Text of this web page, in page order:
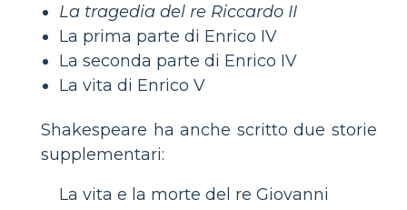
La tragedia del re Riccardo II
La prima parte di Enrico IV
La seconda parte di Enrico IV
La vita di Enrico V
Shakespeare ha anche scritto due storie
supplementari:
La vita e la morte del re Giovanni